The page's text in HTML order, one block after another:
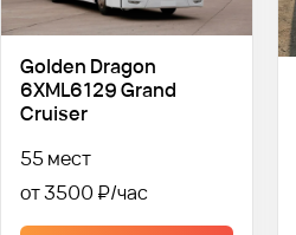
Golden Dragon
6XML6129 Grand
Cruiser
55 мест
от 3500 ₽